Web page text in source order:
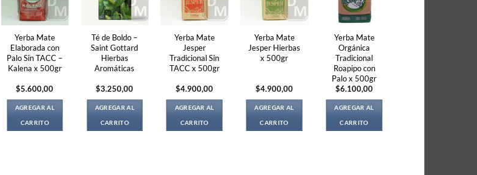
Yerba Mate
Elaborada con
Palo Sin TACC –
Kalena x 500gr
$5.600,00
AGREGAR AL
CARRITO
Té de Boldo –
Saint Gottard
Hierbas
Aromáticas
$3.250,00
AGREGAR AL
CARRITO
Yerba Mate
Jesper
Tradicional Sin
TACC x 500gr
$4.900,00
AGREGAR AL
CARRITO
Yerba Mate
Jesper Hierbas
x 500gr
$4.900,00
AGREGAR AL
CARRITO
Yerba Mate
Orgánica
Tradicional
Roapipo con
Palo x 500gr
$6.100,00
AGREGAR AL
CARRITO